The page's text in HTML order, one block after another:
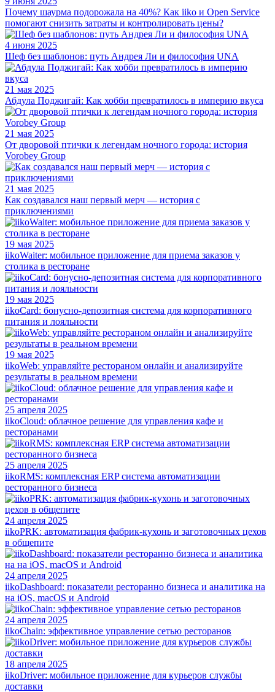
Почему шаурма подорожала на 40%? Как iiko и Open Service
помогают снизить затраты и контролировать цены?
4 июня 2025
Шеф без шаблонов: путь Андрея Ли и философия UNA
21 мая 2025
Абдула Поджигай: Как хобби превратилось в империю вкуса
21 мая 2025
От дворовой птички к легендам ночного города: история
Vorobey Group
21 мая 2025
Как создавался наш первый мерч — история с
приключениями
19 мая 2025
iikoWaiter: мобильное приложение для приема заказов у
столика в ресторане
19 мая 2025
iikoCard: бонусно-депозитная система для корпоративного
питания и лояльности
19 мая 2025
iikoWeb: управляйте рестораном онлайн и анализируйте
результаты в реальном времени
25 апреля 2025
iikoCloud: облачное решение для управления кафе и
ресторанами
25 апреля 2025
iikoRMS: комплексная ERP система автоматизации
ресторанного бизнеса
24 апреля 2025
iikoPRK: автоматизация фабрик-кухонь и заготовочных цехов
в общепите
24 апреля 2025
iikoDashboard: показатели ресторанно бизнеса и аналитика на
на iOS, macOS и Android
24 апреля 2025
iikoChain: эффективное управление сетью ресторанов
18 апреля 2025
iikoDriver: мобильное приложение для курьеров службы
доставки